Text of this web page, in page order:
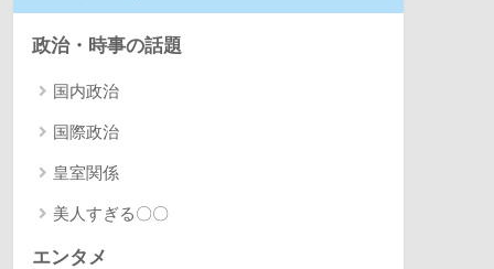
政治・時事の話題
国内政治
国際政治
皇室関係
美人すぎる〇〇
エンタメ